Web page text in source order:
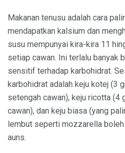
Makanan tenusu adalah cara
mendapatkan kalsium dan
susu mempunyai kira-kira 11
setiap cawan. Ini terlalu banyak
sensitif terhadap karbohidrat.
karbohidrat adalah keju kotej (3
setengah cawan), keju ricotta (4
cawan), dan keju biasa (yang
lembut seperti mozzarella
auns.